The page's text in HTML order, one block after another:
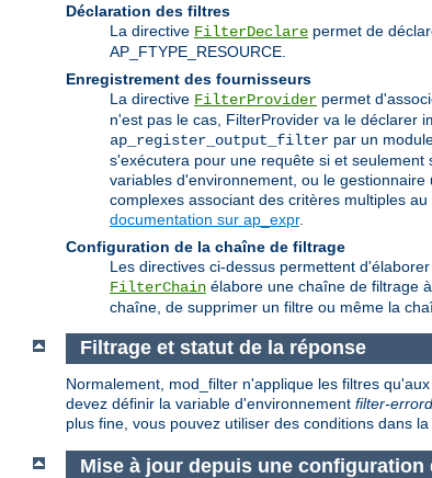
Déclaration des filtres
La directive FilterDeclare permet de
AP_FTYPE_RESOURCE.
Enregistrement des fournisseurs
La directive FilterProvider permet
n'est pas le cas, FilterProvider va le déclarer
ap_register_output_filter par un
s'exécutera pour une requête si et
variables d'environnement, ou le
complexes associant des critères multiples
documentation sur ap_expr.
Configuration de la chaîne de filtrage
Les directives ci-dessus permettent
FilterChain élabore une chaîne de filtrage
chaîne, de supprimer un filtre ou même la
Filtrage et statut de la réponse
Normalement, mod_filter n'applique les filtres
devez définir la variable d'environnement filter-
plus fine, vous pouvez utiliser des conditions dans
Mise à jour depuis une configuration